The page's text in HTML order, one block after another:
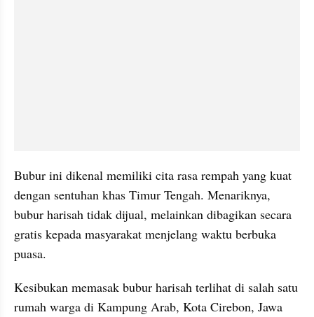
Bubur ini dikenal memiliki cita rasa rempah yang kuat
dengan sentuhan khas Timur Tengah. Menariknya,
bubur harisah tidak dijual, melainkan dibagikan secara
gratis kepada masyarakat menjelang waktu berbuka
puasa.
Kesibukan memasak bubur harisah terlihat di salah satu
rumah warga di Kampung Arab, Kota Cirebon, Jawa